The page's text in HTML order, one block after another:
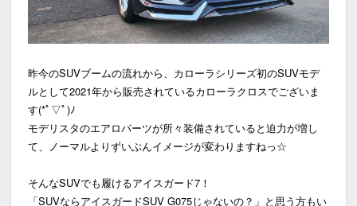
昨今のSUVブームの流れから、カローラシリーズ初のSUVモデ
ルとして2021年から販売されているカローラクロスでございま
す(*ﾟ▽ﾟ)ﾉ
モデリスタのエアロパーツが所々装備されていると迫力が増し
て、ノーマルよりずいぶんイメージが変わりますねっ☆
そんなSUVでも履けるアイスガード7！
「SUVならアイスガードSUV G075じゃないの？」と思う方もい